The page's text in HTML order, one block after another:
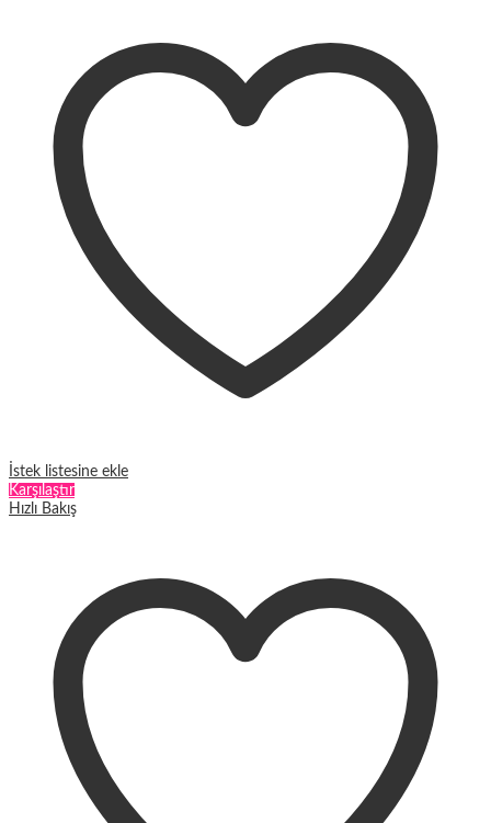
varyasyonu
var.
Seçenekler
ürün
sayfasından
seçilebilir
İstek listesine ekle
Karşılaştır
Hızlı Bakış